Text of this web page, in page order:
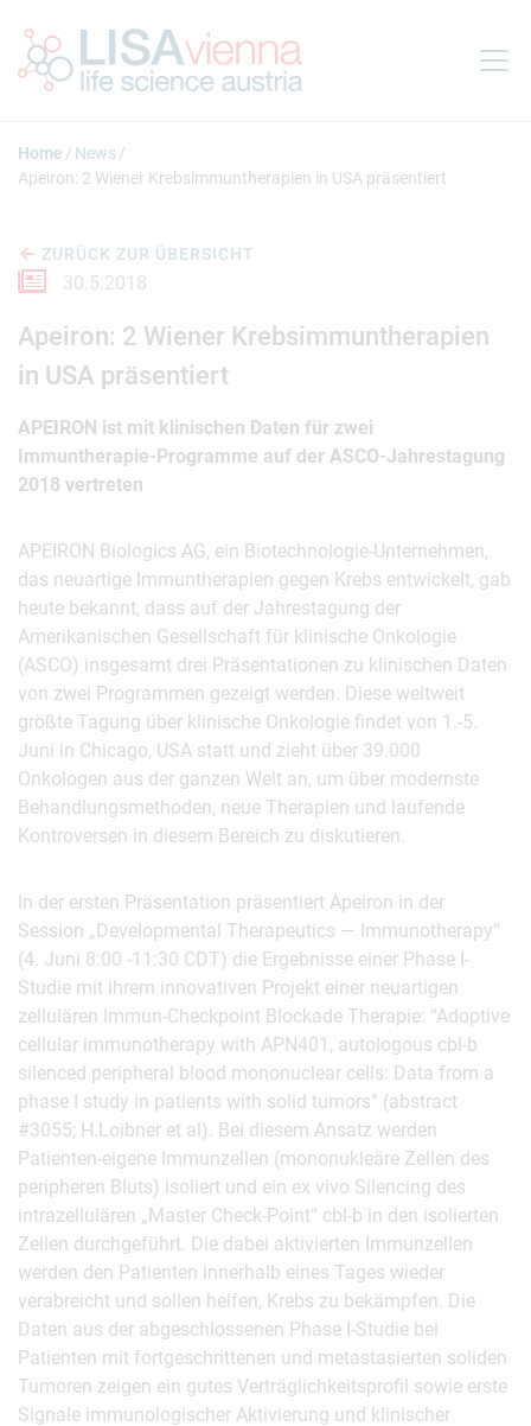
Home
News
Apeiron: 2 Wiener Krebsimmuntherapien in USA präsentiert
ZURÜCK ZUR ÜBERSICHT
30.5.2018
Apeiron: 2 Wiener Krebsimmuntherapien
in USA präsentiert
APEIRON ist mit klinischen Daten für zwei
Immuntherapie-Programme auf der ASCO-Jahrestagung
2018 vertreten
APEIRON Biologics AG, ein Biotechnologie-Unternehmen,
das neuartige Immuntherapien gegen Krebs entwickelt, gab
heute bekannt, dass auf der Jahrestagung der
Amerikanischen Gesellschaft für klinische Onkologie
(ASCO) insgesamt drei Präsentationen zu klinischen Daten
von zwei Programmen gezeigt werden. Diese weltweit
größte Tagung über klinische Onkologie findet von 1.-5.
Juni in Chicago, USA statt und zieht über 39.000
Onkologen aus der ganzen Welt an, um über modernste
Behandlungsmethoden, neue Therapien und laufende
Kontroversen in diesem Bereich zu diskutieren.
In der ersten Präsentation präsentiert Apeiron in der
Session „Developmental Therapeutics — Immunotherapy“
(4. Juni 8:00 -11:30 CDT) die Ergebnisse einer Phase I-
Studie mit ihrem innovativen Projekt einer neuartigen
zellulären Immun-Checkpoint Blockade Therapie: “Adoptive
cellular immunotherapy with APN401, autologous cbl-b
silenced peripheral blood mononuclear cells: Data from a
phase I study in patients with solid tumors” (abstract
#3055; H.Loibner et al). Bei diesem Ansatz werden
Patienten-eigene Immunzellen (mononukleäre Zellen des
peripheren Bluts) isoliert und ein ex vivo Silencing des
intrazellulären „Master Check-Point“ cbl-b in den isolierten
Zellen durchgeführt. Die dabei aktivierten Immunzellen
werden den Patienten innerhalb eines Tages wieder
verabreicht und sollen helfen, Krebs zu bekämpfen. Die
Daten aus der abgeschlossenen Phase I-Studie bei
Patienten mit fortgeschrittenen und metastasierten soliden
Tumoren zeigen ein gutes Verträglichkeitsprofil sowie erste
Signale immunologischer Aktivierung und klinischer